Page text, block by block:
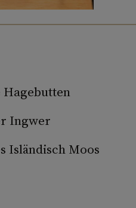
Ingwer
Isländisch Moos